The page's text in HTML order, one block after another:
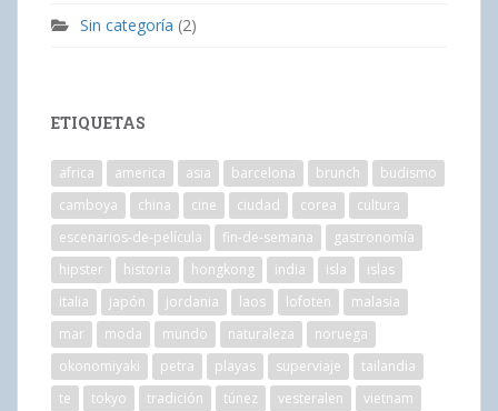
Sin categoría (2)
ETIQUETAS
africa america asia barcelona brunch
budismo
camboya
china cine ciudad corea
cultura
escenarios-de-película
fin-de-semana
gastronomía
hipster
historia hongkong india isla
islas
italia
japón jordania laos lofoten
malasia
mar
moda mundo naturaleza
noruega
okonomiyaki
petra playas superviaje
tailandia
te
tokyo tradición túnez vesteralen
vietnam